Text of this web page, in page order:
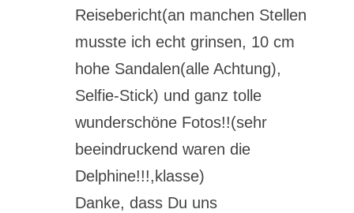
Reisebericht(an manchen Stellen
musste ich echt grinsen, 10 cm
hohe Sandalen(alle Achtung),
Selfie-Stick) und ganz tolle
wunderschöne Fotos!!(sehr
beeindruckend waren die
Delphine!!!,klasse)
Danke, dass Du uns